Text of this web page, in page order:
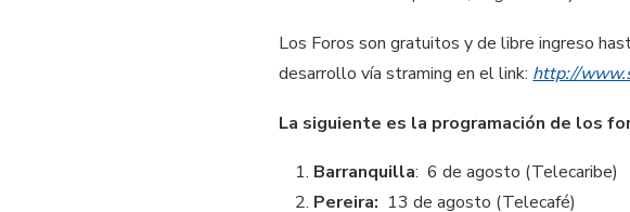
Los Foros son gratuitos y de libre ingreso
desarrollo vía straming en el link: http://
La siguiente es la programación de los
Barranquilla: 6 de agosto (Telecaribe)
Pereira: 13 de agosto (Telecafé)